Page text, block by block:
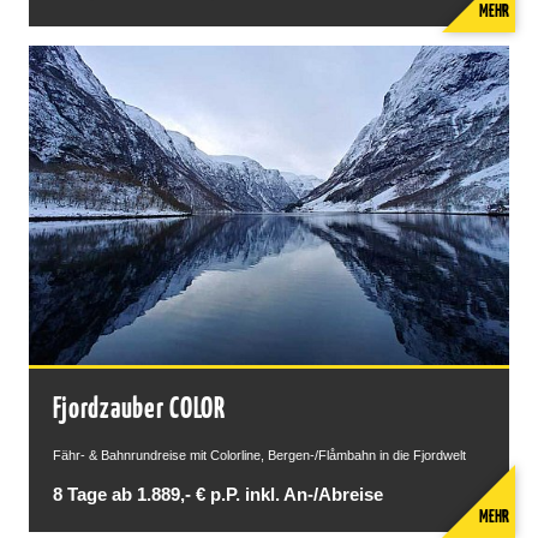
MEHR
Fjordzauber COLOR
Fähr- & Bahnrundreise mit Colorline, Bergen-/Flåmbahn in die Fjordwelt
8 Tage ab 1.889,- € p.P. inkl. An-/Abreise
MEHR